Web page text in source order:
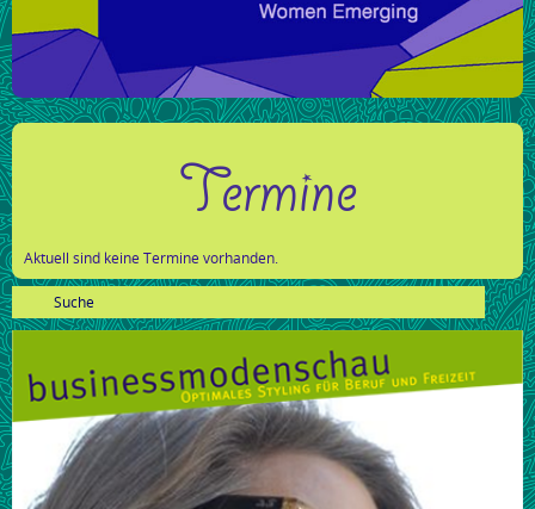
Termine
Aktuell sind keine Termine vorhanden.